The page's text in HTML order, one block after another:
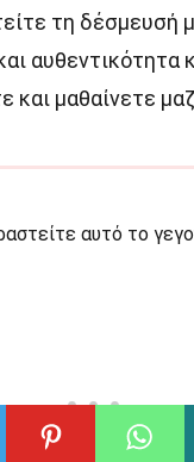
τη δέσμευσή
αυθεντικότητα
και μαθαίνετε
αυτό το